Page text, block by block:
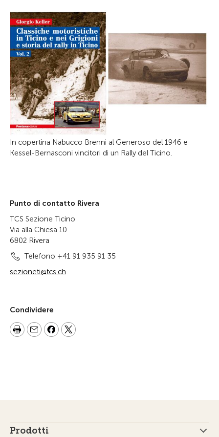
In copertina Nabucco Brenni al Generoso del 1946 e
Kessel-Bernasconi vincitori di un Rally del Ticino.
Punto di contatto Rivera
TCS Sezione Ticino
Via alla Chiesa 10
6802 Rivera
Telefono +41 91 935 91 35
sezioneti@tcs.ch
Condividere
Prodotti